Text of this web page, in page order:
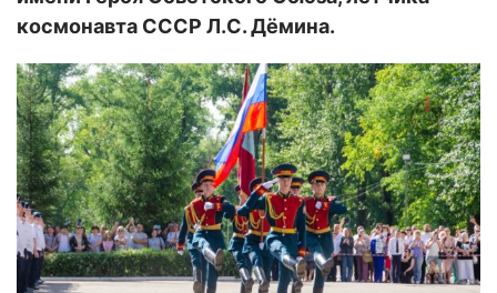
космонавта СССР Л.С. Дёмина.